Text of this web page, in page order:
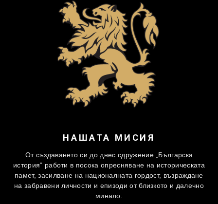
НАШАТА МИСИЯ
От създаването си до днес сдружение „Българска
история” работи в посока опресняване на историческата
памет, засилване на националната гордост, възраждане
на забравени личности и епизоди от близкото и далечно
минало.